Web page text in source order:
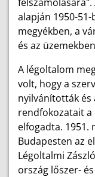
alapján 1950-
megyékben, a
és az
A légoltalom
volt, hogy a
nyilvánították és
rendfokozatait
elfogadta. 1951.
Budapesten az
Légoltalmi
ország lőszer-